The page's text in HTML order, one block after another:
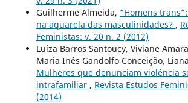
Guilherme Almeida, “Homens
na aquarela das masculinidades? ,
Feministas: v. 20 n. 2 (2012)
Luíza Barros Santoucy, Viviane
Maria Inês Gandolfo Conceição,
Mulheres que denunciam violência
intrafamiliar , Revista Estudos
(2014)